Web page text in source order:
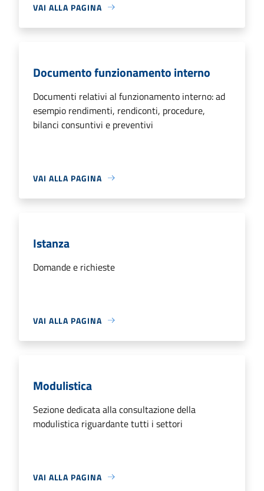
VAI ALLA PAGINA
Documento funzionamento interno
Documenti relativi al funzionamento interno: ad
esempio rendimenti, rendiconti, procedure,
bilanci consuntivi e preventivi
VAI ALLA PAGINA
Istanza
Domande e richieste
VAI ALLA PAGINA
Modulistica
Sezione dedicata alla consultazione della
modulistica riguardante tutti i settori
VAI ALLA PAGINA